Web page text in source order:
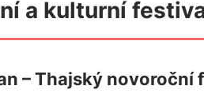
a kulturní
– Thajský novoroční